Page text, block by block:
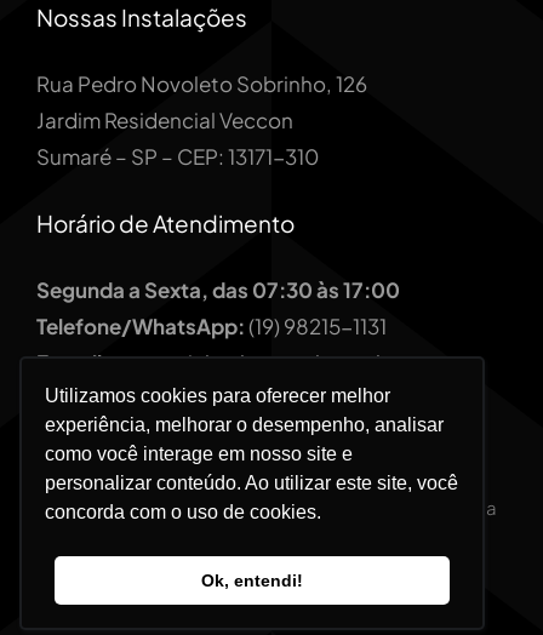
Utilizamos cookies para oferecer melhor
experiência, melhorar o desempenho, analisar
como você interage em nosso site e
personalizar conteúdo. Ao utilizar este site, você
concorda com o uso de cookies.
Ok, entendi!
Nossas Instalações
Rua Pedro Novoleto Sobrinho, 126
Jardim Residencial Veccon
Sumaré – SP – CEP: 13171-310
Horário de Atendimento
Segunda a Sexta, das 07:30 às 17:00
Telefone/WhatsApp:(19) 98215-1131
E-mail:comercial@sbsmetal.com.br
© 2012 - 2026 | SBS Metal - Cercamento e Segurança